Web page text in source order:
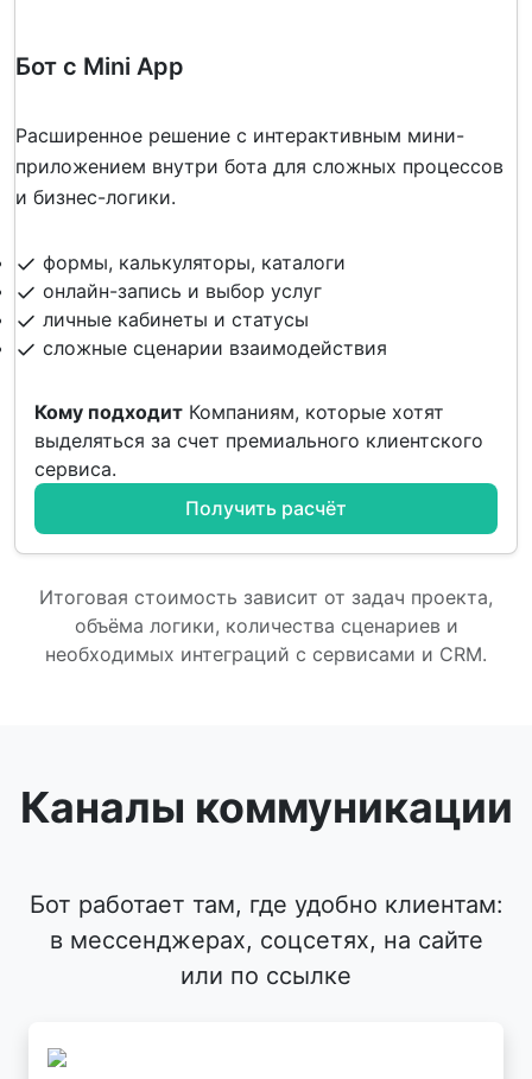
Бот с Mini App
Расширенное решение с интерактивным мини-
приложением внутри бота для сложных процессов
и бизнес-логики.
формы, калькуляторы, каталоги
онлайн-запись и выбор услуг
личные кабинеты и статусы
сложные сценарии взаимодействия
Кому подходит Компаниям, которые хотят
выделяться за счет премиального клиентского
сервиса.
Получить расчёт
Итоговая стоимость зависит от задач проекта,
объёма логики, количества сценариев и
необходимых интеграций с сервисами и CRM.
Каналы коммуникации
Бот работает там, где удобно клиентам:
в мессенджерах, соцсетях, на сайте
или по ссылке